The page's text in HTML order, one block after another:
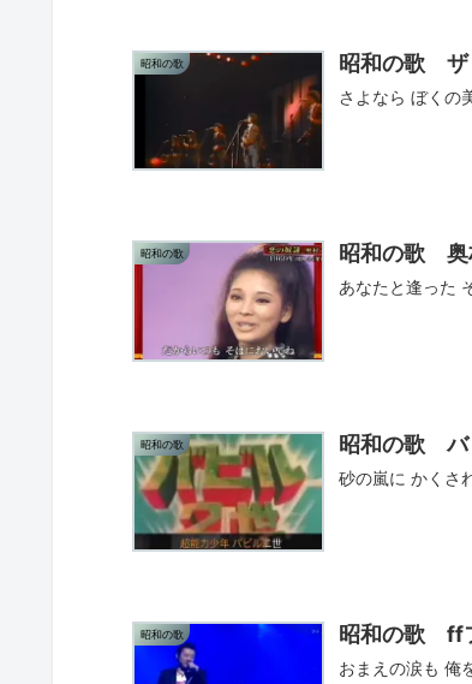
昭和の歌 昭和の歌 ザ
さよなら ぼくの
昭和の歌 昭和の歌
あなたと逢った
昭和の歌 昭和の歌 バ
砂の嵐に かくさ
昭和の歌 昭和の歌 ff
おまえの涙も 俺